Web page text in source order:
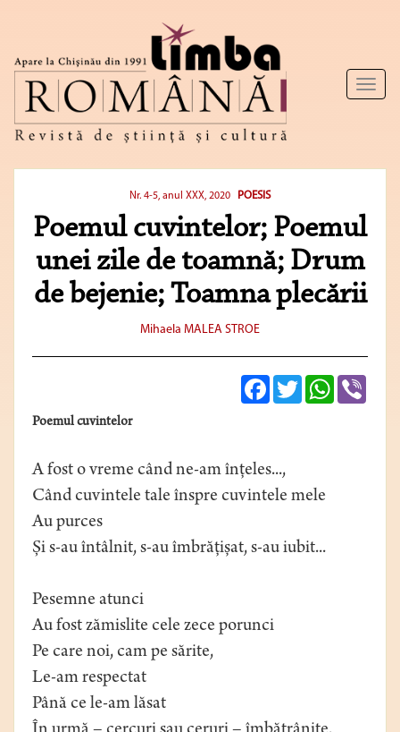
Toggle
Nr. 4-5, anul XXX, 2020 POESIS
Poemul cuvintelor; Poemul
unei zile de toamnă; Drum
de bejenie; Toamna plecării
Mihaela MALEA STROE
FacebookTwitterWhatsApp
Poemul cuvintelor
A fost o vreme când ne-am înțeles...,
Când cuvintele tale înspre cuvintele mele
Au purces
Și s-au întâlnit, s-au îmbrățișat, s-au iubit...
Pesemne atunci
Au fost zămislite cele zece porunci
Pe care noi, cam pe sărite,
Le-am respectat
Până ce le-am lăsat